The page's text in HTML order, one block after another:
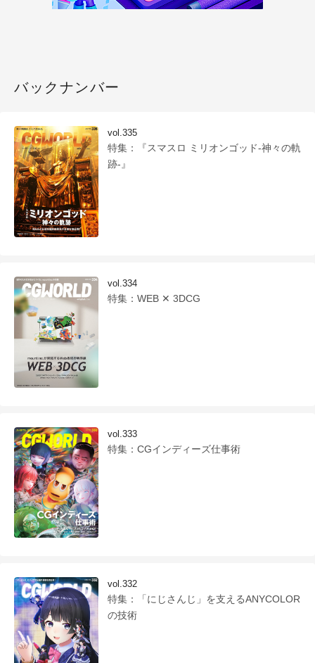
バックナンバー
vol.335
特集：『スマスロ ミリオンゴッド-神々の軌
跡-』
vol.334
特集：WEB ✕ 3DCG
vol.333
特集：CGインディーズ仕事術
vol.332
特集：「にじさんじ」を支えるANYCOLOR
の技術